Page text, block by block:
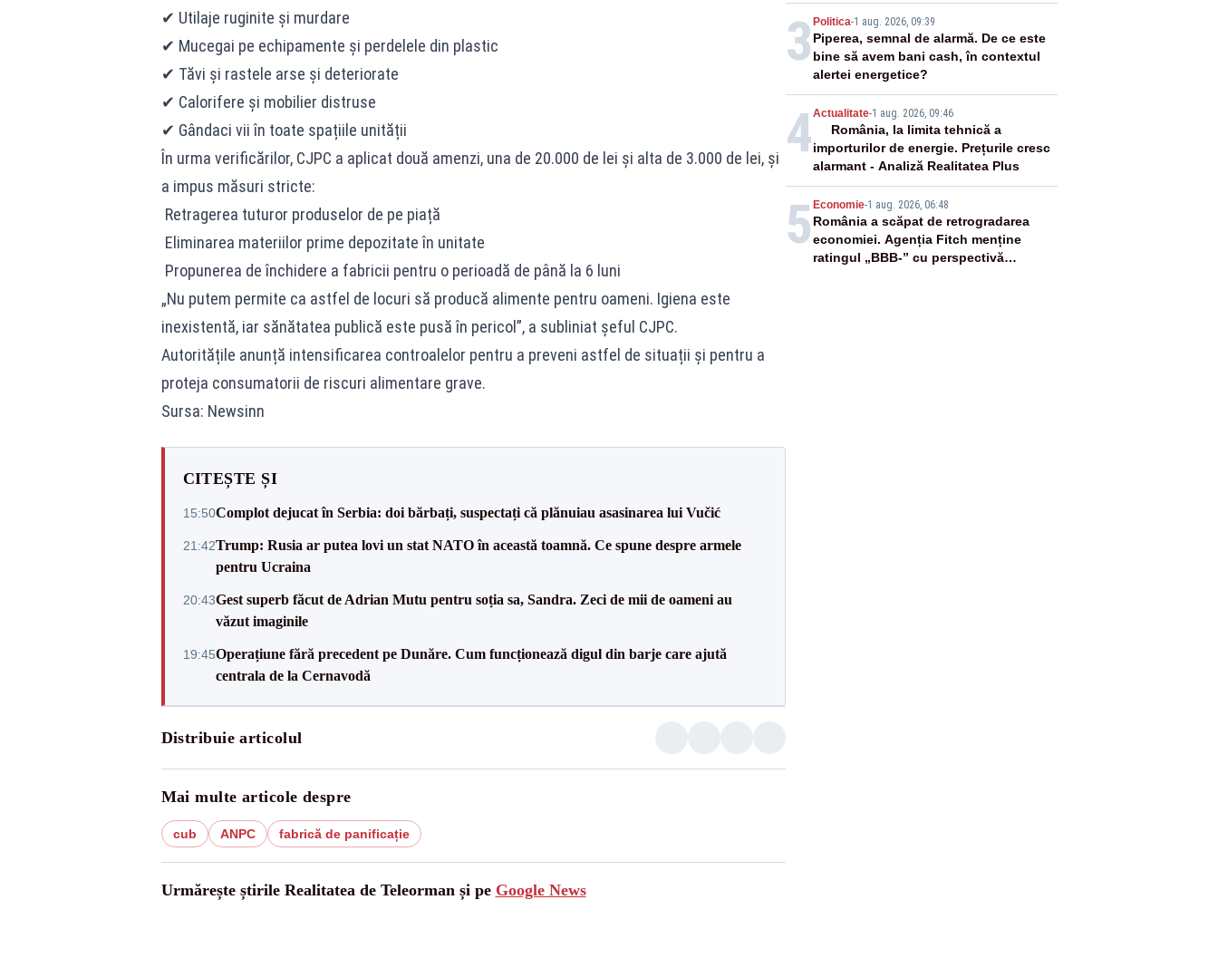
✔ Utilaje ruginite și murdare
✔ Mucegai pe echipamente și perdelele din plastic
✔ Tăvi și rastele arse și deteriorate
✔ Calorifere și mobilier distruse
✔ Gândaci vii în toate spațiile unității
În urma verificărilor, CJPC a aplicat două amenzi, una de 20.000 de lei și alta de 3.000 de lei, și
a impus măsuri stricte:
Retragerea tuturor produselor de pe piață
Eliminarea materiilor prime depozitate în unitate
Propunerea de închidere a fabricii pentru o perioadă de până la 6 luni
„Nu putem permite ca astfel de locuri să producă alimente pentru oameni. Igiena este
inexistentă, iar sănătatea publică este pusă în pericol”, a subliniat șeful CJPC.
Autoritățile anunță intensificarea controalelor pentru a preveni astfel de situații și pentru a
proteja consumatorii de riscuri alimentare grave.
Sursa: Newsinn
CITEȘTE ȘI
15:50Complot dejucat în Serbia: doi bărbați, suspectați că plănuiau asasinarea lui Vučić
21:42Trump: Rusia ar putea lovi un stat NATO în această toamnă. Ce spune despre armele
pentru Ucraina
20:43Gest superb făcut de Adrian Mutu pentru soția sa, Sandra. Zeci de mii de oameni au
văzut imaginile
19:45Operațiune fără precedent pe Dunăre. Cum funcționează digul din barje care ajută
centrala de la Cernavodă
Distribuie articolul
Mai multe articole despre
cub ANPC fabrică de panificație
Urmărește știrile Realitatea de Teleorman și pe Google News
3 Politica-1 aug. 2026, 09:39
Piperea, semnal de alarmă. De ce este
bine să avem bani cash, în contextul
alertei energetice?
4Actualitate-1 aug. 2026, 09:46
România, la limita tehnică a
importurilor de energie. Prețurile cresc
alarmant - Analiză Realitatea Plus
5 Economie-1 aug. 2026, 06:48
România a scăpat de retrogradarea
economiei. Agenția Fitch menține
ratingul „BBB-” cu perspectivă